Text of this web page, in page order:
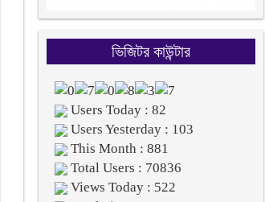
ভিজিটর কাউন্টার
Users Today : 82
Users Yesterday : 103
This Month : 881
Total Users : 70836
Views Today : 522